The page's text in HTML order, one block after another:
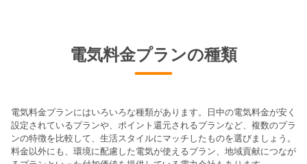
電気料金プランの種類
電気料金プランにはいろいろな種類があります。日中の電気料金が安く
設定されているプランや、ポイント還元されるプランなど、複数のプラ
ンの特徴を比較して、生活スタイルにマッチしたものを選びましょう。
料金以外にも、環境に配慮した電気が使えるプラン、地域貢献につなが